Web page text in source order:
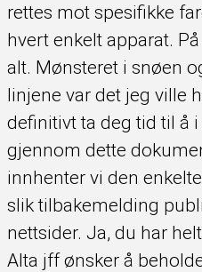
rettes mot spesifikke
hvert enkelt apparat.
alt. Mønsteret i snøen
linjene var det jeg ville
definitivt ta deg tid til å
gjennom dette
innhenter vi den
slik tilbakemelding
nettsider. Ja, du har
Alta jff ønsker å